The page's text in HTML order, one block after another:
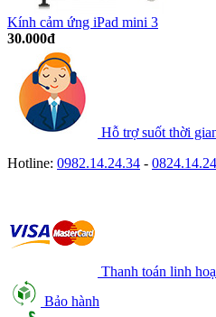
Kính cảm ứng iPad mini 3
30.000đ
Hỗ trợ suốt thời
Hotline: 0982.14.24.34 -
Thanh toán linh
Bảo hành